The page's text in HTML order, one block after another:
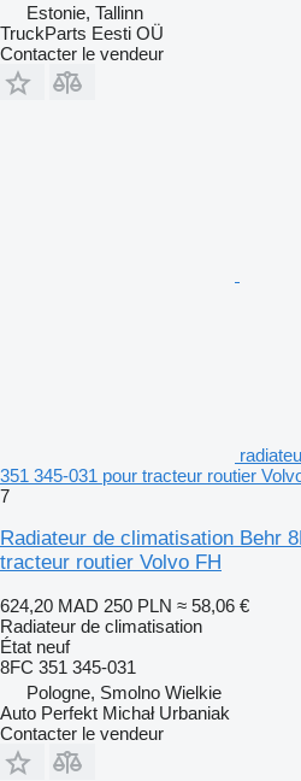
Estonie, Tallinn
TruckParts Eesti OÜ
Contacter le vendeur
351 345-031 pour tracteur routier
7
Radiateur de climatisation Behr
tracteur routier Volvo FH
624,20 MAD 250 PLN ≈ 58,06 €
Radiateur de climatisation
État neuf
8FC 351 345-031
Pologne, Smolno Wielkie
Auto Perfekt Michał Urbaniak
Contacter le vendeur